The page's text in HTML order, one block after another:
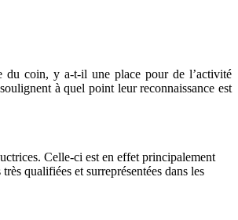
du coin, y a-t-il une place pour de l’activité
à quel point leur reconnaissance est
Celle-ci est en effet principalement
qualifiées et surreprésentées dans les